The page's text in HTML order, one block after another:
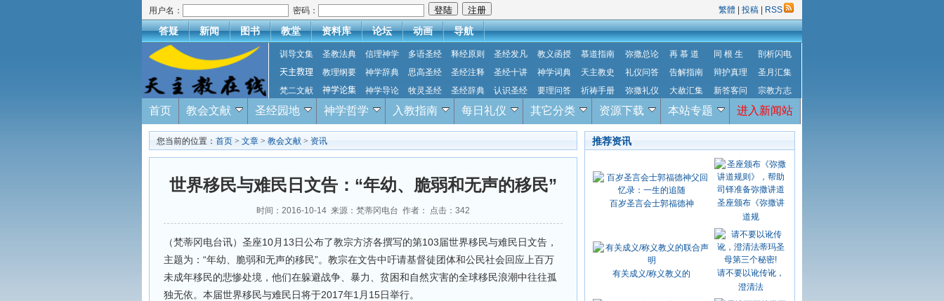
用户名： 密码： 繁體 投稿 RSS
答疑 新闻 图书 教堂 资料库 论坛 动画 导航
训导文集 圣教法典 信理神学 多语圣经 释经原则 圣经发凡 教义函授 慕道指南 弥撒总论 再 慕 道 同 根 生
剖析闪电
天主教理
教理纲要 神学辞典 思高圣经 圣经注释 圣经十讲 神学词典 天主教史 礼仪问答 告解指南 辩护真理
圣月汇集
梵二文献
神学论集 神学导论 牧灵圣经 圣经辞典 认识圣经 要理问答 祈祷手册 弥撒礼仪 大赦汇集 新答客问 宗教方志
首页 教会文献 圣经园地 神学哲学 入教指南 每日礼仪 其它分类 资源下载 本站专题 进入新闻站
您当前的位置： 首页 > 文章 > 教会文献 > 资讯
世界移民与难民日文告：“年幼、脆弱和无声的移民”
时间：2016-10-14 来源：梵蒂冈电台 作者： 点击： 342
（梵蒂冈电台讯）圣座10月13日公布了教宗方济各撰写的第103届世界移民与难民日文告，
主题为：“年幼、脆弱和无声的移民”。教宗在文告中吁请基督徒团体和公民社会回应上百万
未成年移民的悲惨处境，他们在躲避战争、暴力、贫困和自然灾害的全球移民浪潮中往往孤
独无依。本届世界移民与难民日将于2017年1月15日举行。
推荐资讯
百岁圣言会士郭福德神
圣座颁布《弥撒讲
道规
有关成义/称义教义的
请不要以讹传讹，
澄清法